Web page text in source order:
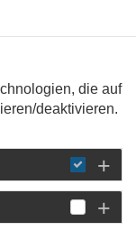
DETAIL
die auf
deaktivieren.